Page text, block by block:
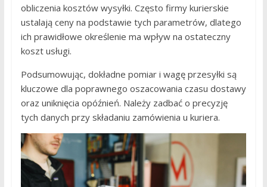
obliczenia kosztów wysyłki. Często firmy kurierskie
ustalają ceny na podstawie tych parametrów, dlatego
ich prawidłowe określenie ma wpływ na ostateczny
koszt usługi.
Podsumowując, dokładne pomiar i wagę przesyłki są
kluczowe dla poprawnego oszacowania czasu dostawy
oraz uniknięcia opóźnień. Należy zadbać o precyzję
tych danych przy składaniu zamówienia u kuriera.